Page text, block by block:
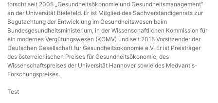
forscht seit 2005 „Gesundheitsökonomie und Gesundheitsmanagement“
an der Universität Bielefeld. Er ist Mitglied des Sachverständigenrats zur
Begutachtung der Entwicklung im Gesundheitswesen beim
Bundesgesundheitsministerium, in der Wissenschaftlichen Kommission für
ein modernes Vergütungswesen (KOMV) und seit 2015 Vorsitzender der
Deutschen Gesellschaft für Gesundheitsökonomie e.V. Er ist Preisträger
des österreichischen Preises für Gesundheitsökonomie, des
Wissenschaftspreises der Universität Hannover sowie des Medvantis-
Forschungspreises.
Test